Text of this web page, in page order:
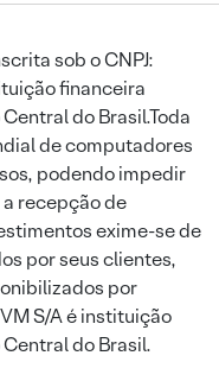
sob o CNPJ:
financeira
do Brasil.Toda
de computadores
podendo impedir
recepção de
exime-se de
por seus clientes,
por
S/A é instituição
do Brasil.